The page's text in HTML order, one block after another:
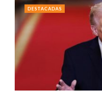
DESTACADAS